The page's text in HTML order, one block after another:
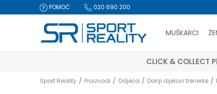
POMOĆ 020 690 200
MUŠKARCI
CLICK &
Sport Reality Proizvodi Odjeća Donji dijelovi trenerke